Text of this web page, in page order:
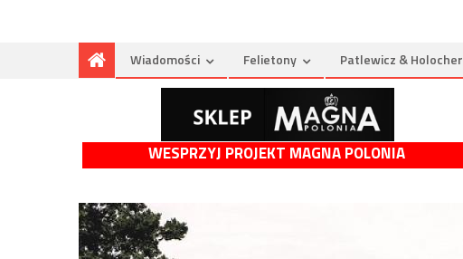
Wiadomości Felietony Patlewicz & Holocher
WESPRZYJ PROJEKT MAGNA POLONIA